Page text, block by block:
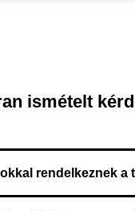
ismételt
rendelkeznek a